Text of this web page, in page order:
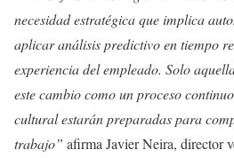
necesidad estratégica que implica
aplicar análisis predictivo en tiempo
experiencia del empleado. Solo
este cambio como un proceso
cultural estarán preparadas para
trabajo” afirma Javier Neira, director